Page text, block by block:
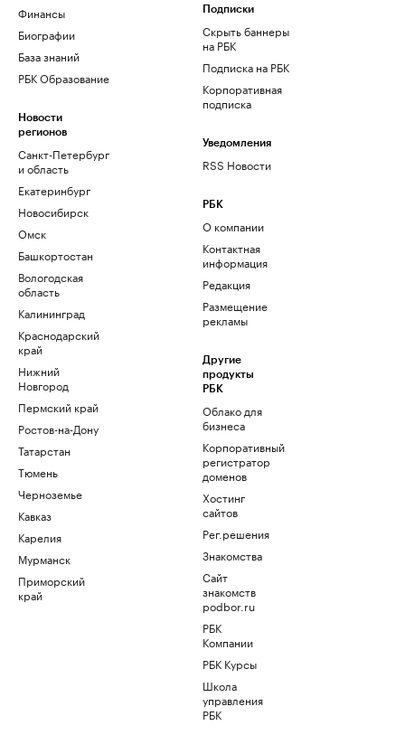
Финансы
Биографии
База знаний
РБК Образование
Новости
регионов
Санкт-Петербург
и область
Екатеринбург
Новосибирск
Омск
Башкортостан
Вологодская
область
Калининград
Краснодарский
край
Нижний
Новгород
Пермский край
Ростов-на-Дону
Татарстан
Тюмень
Черноземье
Кавказ
Карелия
Мурманск
Приморский
край
Подписки
Скрыть баннеры
на РБК
Подписка на РБК
Корпоративная
подписка
Уведомления
RSS Новости
РБК
О компании
Контактная
информация
Редакция
Размещение
рекламы
Другие
продукты
РБК
Облако для
бизнеса
Корпоративный
регистратор
доменов
Хостинг
сайтов
Рег.решения
Знакомства
Сайт
знакомств
podbor.ru
РБК
Компании
РБК Курсы
Школа
управления
РБК